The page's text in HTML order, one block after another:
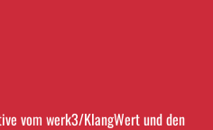
vom werk3/KlangWert und den